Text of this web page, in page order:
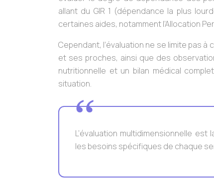
allant du GIR 1 (dépendance la plus
certaines aides, notamment l’Allocation
Cependant, l’évaluation ne se limite pas
et ses proches, ainsi que des
nutritionnelle et un bilan médical
situation.
L’évaluation multidimensionnelle
les besoins spécifiques de chaque